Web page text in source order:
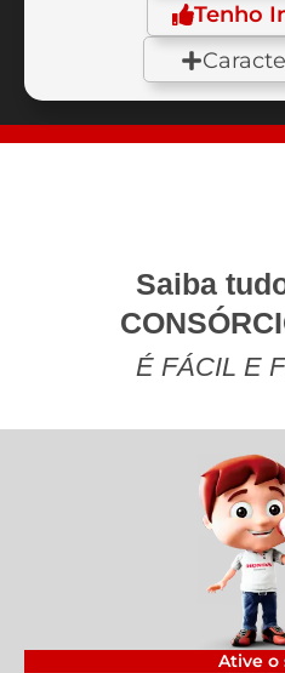
Tenho
líquido
Transmissão
A disco
Saiba
É FÁCIL E
Ative o